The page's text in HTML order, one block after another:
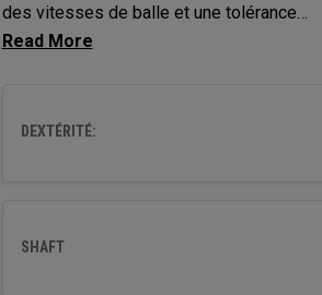
des vitesses de balle et une tolérance
exceptionnelles sur une variété de coups.
DEXTÉRITÉ:
SHAFT